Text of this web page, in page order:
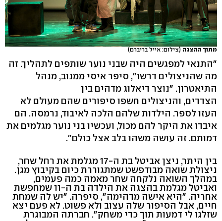
מתוך ההצגה(צילום: אייל בריברם)
"התנאי למפגשים היה שבני נוער שותפים לתהליך. זה
מה שהניצולים דרשו", סיפר איסי ממנוב, מנהל
התיאטרון. "נוצר דיאלוג מדהים בין
הצדדים, והניצולים חשפו סיפורים שהם מעולם לא
העזו לספר. הילדות שלהם הלכה לאיבוד, נרמסה. הם
איבדו את היקר להם מכול, ועכשיו בני נוער מגלמים את
דמותם. זה עושה משהו בלב אצל כולם".
בין היתר, ניצן אביטל בת ה-17 מגלמת את רחל שחר,
ניצולת שואה מבודפשט שמתגוררת כיום בקיבוץ מגן.
במהלך השואה נלקחה שחר מאמה כמה פעמים,
ואביטל מגלמת בהצגה את הילדה בת ה-11 שמחפשת
אחריה. "היא אישה מדהימה", סיפרה. "יש לה שמחת
חיים, אבל הסיפור שלה עצוב ולא פשוט. לא פעם יצא
שזלגו לי דמעות תוך כדי משחק". חברתה המבוגרת